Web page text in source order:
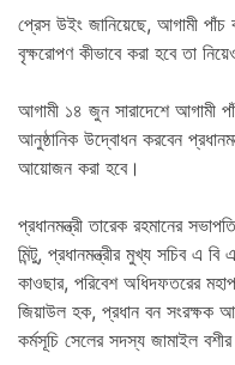
প্রেস উইং জানিয়েছে, আগামী
বৃক্ষরোপণ কীভাবে করা হবে তা
আগামী ১৪ জুন সারাদেশে আগামী
আনুষ্ঠানিক উদ্বোধন করবেন
আয়োজন করা হবে।
প্রধানমন্ত্রী তারেক রহমানের
মিন্টু, প্রধানমন্ত্রীর মুখ্য সচিব এ
কাওছার, পরিবেশ অধিদফতরের
জিয়াউল হক, প্রধান বন সংরক্ষক
কর্মসূচি সেলের সদস্য জামাইল